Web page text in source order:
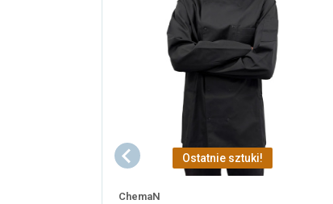
Ostatnie sztuki!
ChemaN